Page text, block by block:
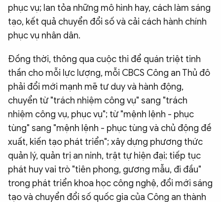
phục vụ; lan tỏa những mô hình hay, cách làm sáng
tạo, kết quả chuyển đổi số và cải cách hành chính
phục vụ nhân dân.
Đồng thời, thông qua cuộc thi để quán triệt tinh
thần cho mỗi lực lượng, mỗi CBCS Công an Thủ đô
phải đổi mới mạnh mẽ tư duy và hành động,
chuyển từ "trách nhiệm công vụ" sang "trách
nhiệm công vụ, phục vụ"; từ "mệnh lệnh - phục
tùng" sang "mệnh lệnh - phục tùng và chủ động đề
xuất, kiến tạo phát triển"; xây dựng phương thức
quản lý, quản trị an ninh, trật tự hiện đại; tiếp tục
phát huy vai trò "tiên phong, gương mẫu, đi đầu"
trong phát triển khoa học công nghệ, đổi mới sáng
tạo và chuyển đổi số quốc gia của Công an thành